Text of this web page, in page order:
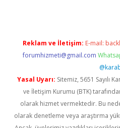
Reklam ve İletişim: E-mail:
forumhizmeti@gmail.com
Yasal Uyarı: Sitemiz, 5651 Sayılı
ve İletişim Kurumu (BTK)
olarak hizmet vermektedir. Bu
olarak denetleme veya araştırma